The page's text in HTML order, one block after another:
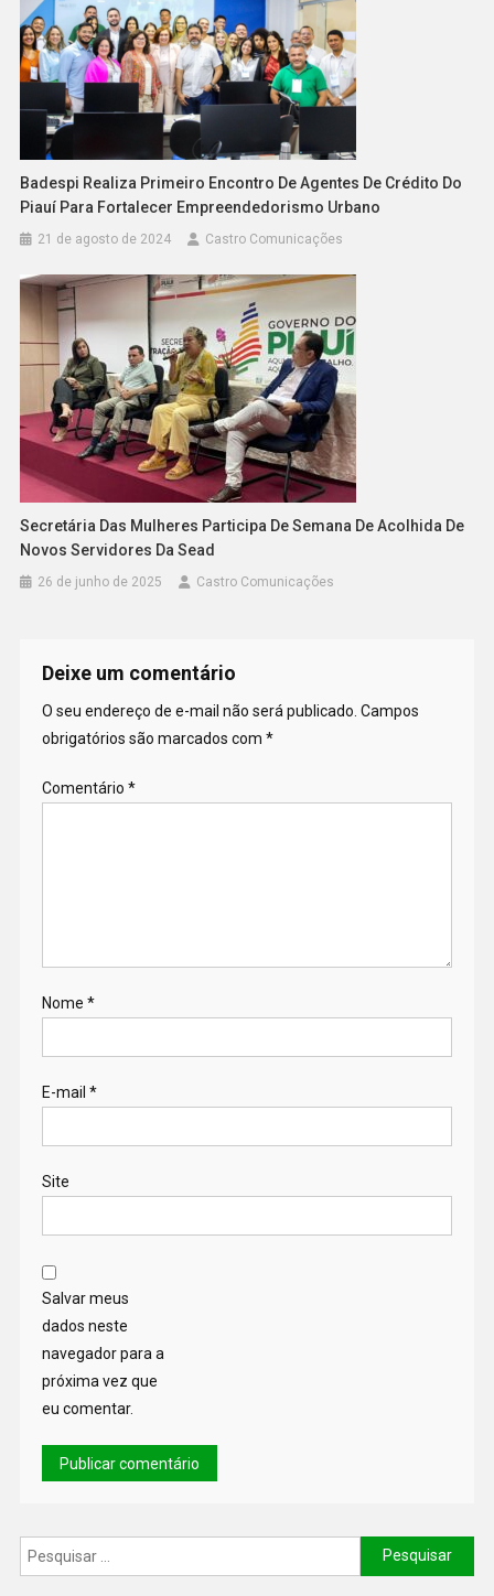
Badespi Realiza Primeiro Encontro De Agentes De Crédito Do
Piauí Para Fortalecer Empreendedorismo Urbano
21 de agosto de 2024 Castro Comunicações
Secretária Das Mulheres Participa De Semana De Acolhida De
Novos Servidores Da Sead
26 de junho de 2025 Castro Comunicações
Deixe um comentário
O seu endereço de e-mail não será publicado. Campos
obrigatórios são marcados com *
Comentário *
Nome *
E-mail *
Site
Salvar meus
dados neste
navegador para a
próxima vez que
eu comentar.